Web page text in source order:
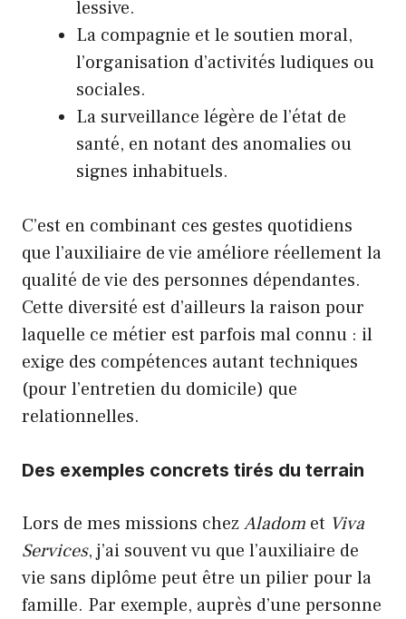
lessive.
La compagnie et le soutien moral,
l’organisation d’activités ludiques ou
sociales.
La surveillance légère de l’état de
santé, en notant des anomalies ou
signes inhabituels.
C’est en combinant ces gestes quotidiens
que l’auxiliaire de vie améliore réellement la
qualité de vie des personnes dépendantes.
Cette diversité est d’ailleurs la raison pour
laquelle ce métier est parfois mal connu : il
exige des compétences autant techniques
(pour l’entretien du domicile) que
relationnelles.
Des exemples concrets tirés du terrain
Lors de mes missions chezAladom et Viva
Services, j’ai souvent vu que l’auxiliaire de
vie sans diplôme peut être un pilier pour la
famille. Par exemple, auprès d’une personne